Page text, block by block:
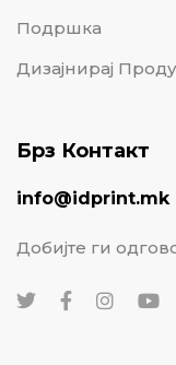
Подршка
Дизајнирај
Брз Контакт
info@idprint.mk
Добијте ги